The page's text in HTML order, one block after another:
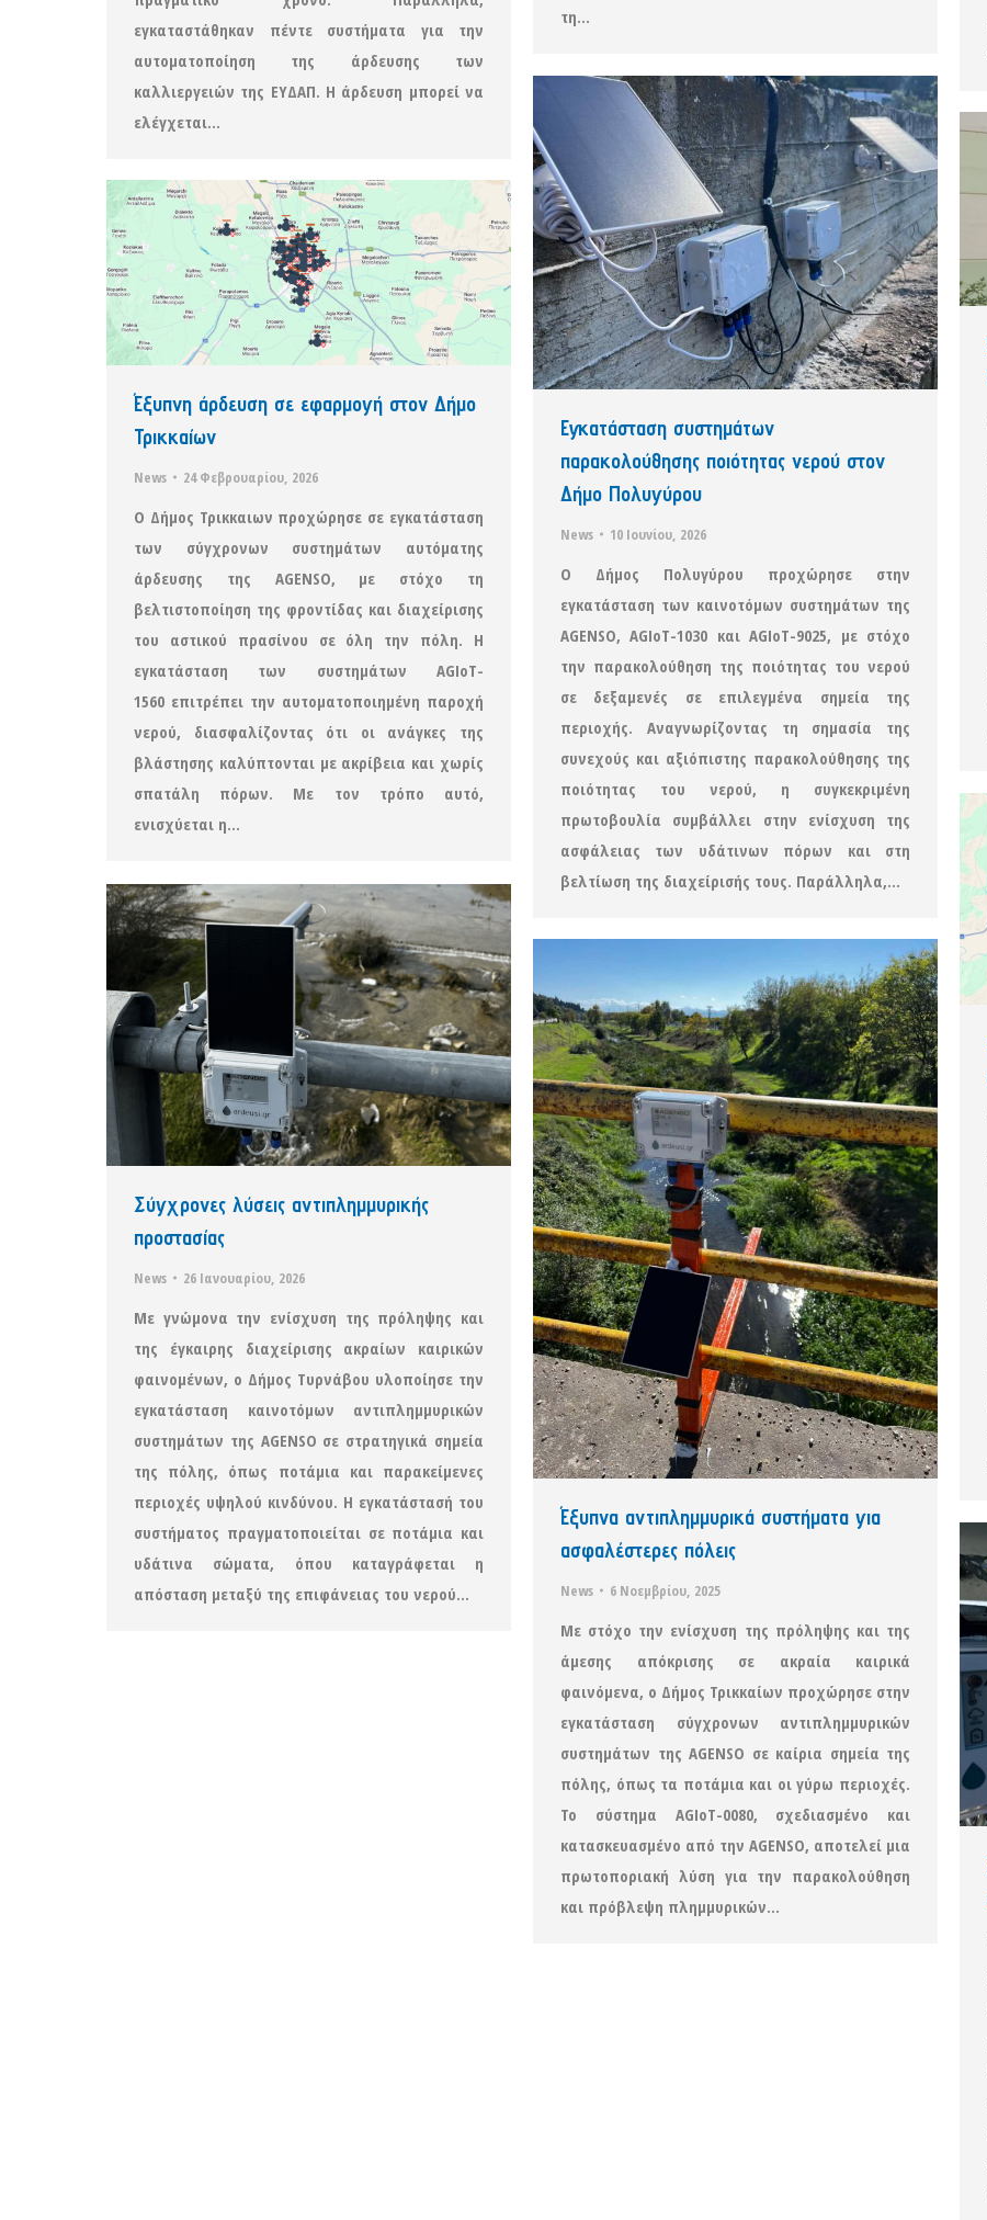
εγκαταστάθηκαν πέντε συστήματα για την
αυτοματοποίηση της άρδευσης των
καλλιεργειών της ΕΥΔΑΠ. Η άρδευση μπορεί να
ελέγχεται…
τη…
Εγκατάσταση συστημάτων
παρακολούθησης ποιότητας νερού στον
Δήμο Πολυγύρου
News 10 Ιουνίου, 2026
Ο Δήμος Πολυγύρου προχώρησε στην
εγκατάσταση των καινοτόμων συστημάτων της
AGENSO, AGIoT-1030 και AGIoT-9025, με στόχο
την παρακολούθηση της ποιότητας του νερού
σε δεξαμενές σε επιλεγμένα σημεία της
περιοχής. Αναγνωρίζοντας τη σημασία της
συνεχούς και αξιόπιστης παρακολούθησης της
ποιότητας του νερού, η συγκεκριμένη
πρωτοβουλία συμβάλλει στην ενίσχυση της
ασφάλειας των υδάτινων πόρων και στη
βελτίωση της διαχείρισής τους. Παράλληλα,…
Έξυπνη άρδευση σε εφαρμογή στον Δήμο
Τρικκαίων
News 24 Φεβρουαρίου, 2026
Ο Δήμος Τρικκαιων προχώρησε σε εγκατάσταση
των σύγχρονων συστημάτων αυτόματης
άρδευσης της AGENSO, με στόχο τη
βελτιστοποίηση της φροντίδας και διαχείρισης
του αστικού πρασίνου σε όλη την πόλη. Η
εγκατάσταση των συστημάτων AGIoT-
1560 επιτρέπει την αυτοματοποιημένη παροχή
νερού, διασφαλίζοντας ότι οι ανάγκες της
βλάστησης καλύπτονται με ακρίβεια και χωρίς
σπατάλη πόρων. Με τον τρόπο αυτό,
ενισχύεται η…
Σύγχρονες λύσεις αντιπλημμυρικής
προστασίας
News 26 Ιανουαρίου, 2026
Με γνώμονα την ενίσχυση της πρόληψης και
της έγκαιρης διαχείρισης ακραίων καιρικών
φαινομένων, ο Δήμος Τυρνάβου υλοποίησε την
εγκατάσταση καινοτόμων αντιπλημμυρικών
συστημάτων της AGENSO σε στρατηγικά σημεία
της πόλης, όπως ποτάμια και παρακείμενες
περιοχές υψηλού κινδύνου. Η εγκατάστασή του
συστήματος πραγματοποιείται σε ποτάμια και
υδάτινα σώματα, όπου καταγράφεται η
απόσταση μεταξύ της επιφάνειας του νερού…
Έξυπνα αντιπλημμυρικά συστήματα για
ασφαλέστερες πόλεις
News 6 Νοεμβρίου, 2025
Με στόχο την ενίσχυση της πρόληψης και της
άμεσης απόκρισης σε ακραία καιρικά
φαινόμενα, ο Δήμος Τρικκαίων προχώρησε στην
εγκατάσταση σύγχρονων αντιπλημμυρικών
συστημάτων της AGENSO σε καίρια σημεία της
πόλης, όπως τα ποτάμια και οι γύρω περιοχές.
Το σύστημα AGIoT-0080, σχεδιασμένο και
κατασκευασμένο από την AGENSO, αποτελεί μια
πρωτοποριακή λύση για την παρακολούθηση
και πρόβλεψη πλημμυρικών…